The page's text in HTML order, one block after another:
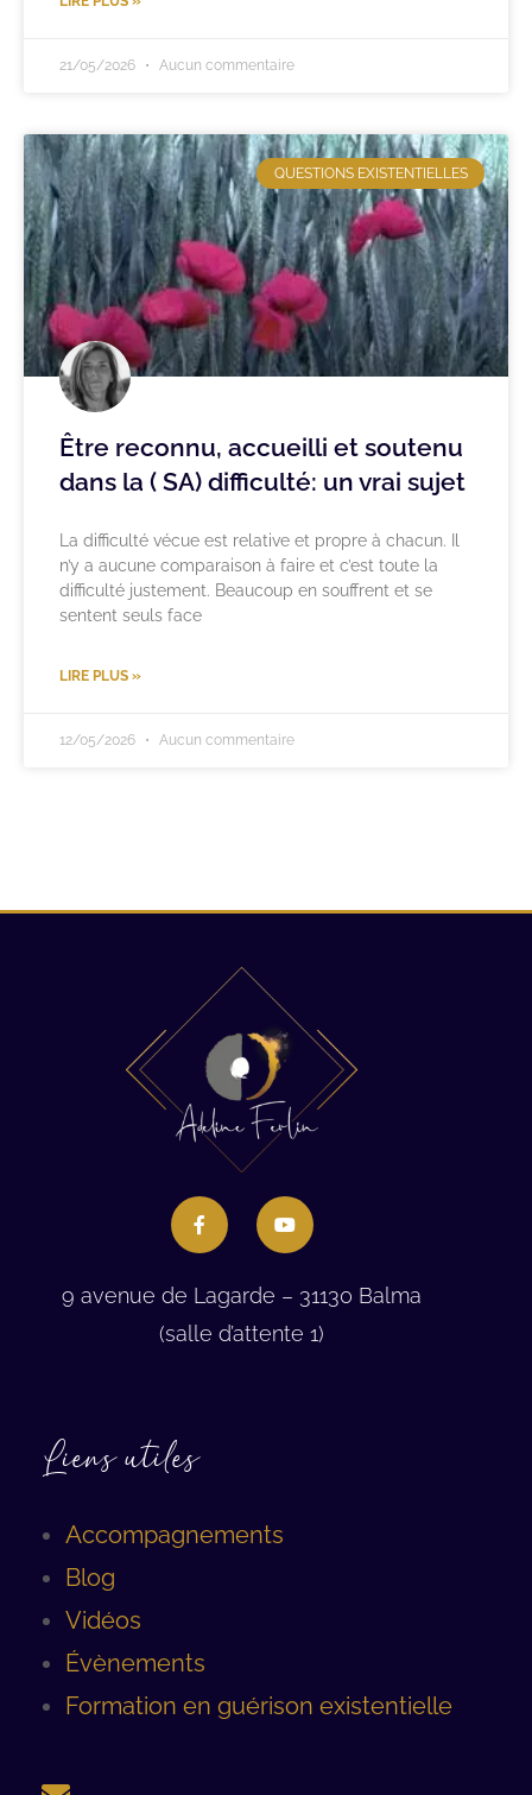
21/05/2026 Aucun commentaire
QUESTIONS EXISTENTIELLES
Être reconnu, accueilli et soutenu
dans la ( SA) difficulté: un vrai sujet
La difficulté vécue est relative et propre à chacun. Il
n’y a aucune comparaison à faire et c’est toute la
difficulté justement. Beaucoup en souffrent et se
sentent seuls face
LIRE PLUS »
12/05/2026 Aucun commentaire
9 avenue de Lagarde – 31130 Balma
(salle d’attente 1)
Liens utiles
Accompagnements
Blog
Vidéos
Évènements
Formation en guérison existentielle